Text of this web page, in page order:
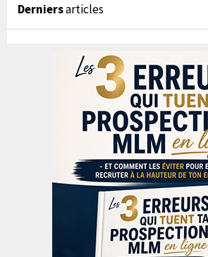
Derniersarticles